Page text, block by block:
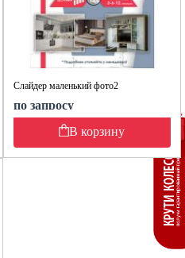
Слайдер маленький фото2
по запросу
В корзину